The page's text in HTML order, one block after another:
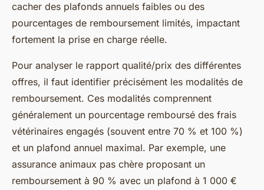
cacher des plafonds annuels faibles ou des
pourcentages de remboursement limités, impactant
fortement la prise en charge réelle.
Pour analyser le rapport qualité/prix des différentes
offres, il faut identifier précisément les modalités de
remboursement. Ces modalités comprennent
généralement un pourcentage remboursé des frais
vétérinaires engagés (souvent entre 70 % et 100 %)
et un plafond annuel maximal. Par exemple, une
assurance animaux pas chère proposant un
remboursement à 90 % avec un plafond à 1 000 €